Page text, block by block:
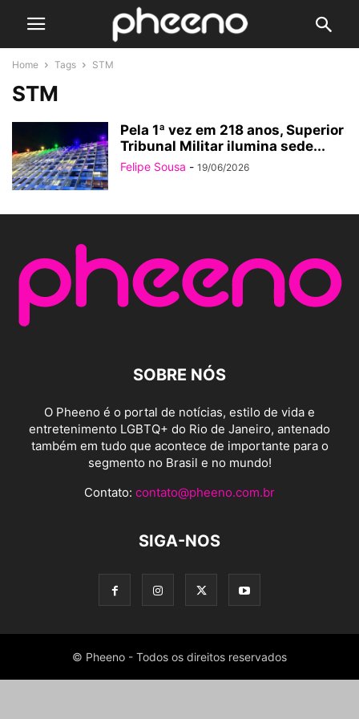
Home Tags STM
STM
Pela 1ª vez em 218 anos, Superior
Tribunal Militar ilumina sede...
Felipe Sousa - 19/06/2026
SOBRE NÓS
O Pheeno é o portal de notícias, estilo de vida e
entretenimento LGBTQ+ do Rio de Janeiro, antenado
também em tudo que acontece de importante para o
segmento no Brasil e no mundo!
Contato: contato@pheeno.com.br
SIGA-NOS
© Pheeno - Todos os direitos reservados